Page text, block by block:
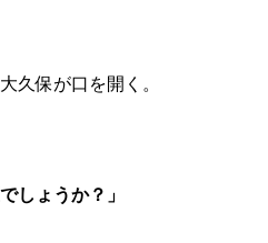
久保が口を開く。
しょうか？」